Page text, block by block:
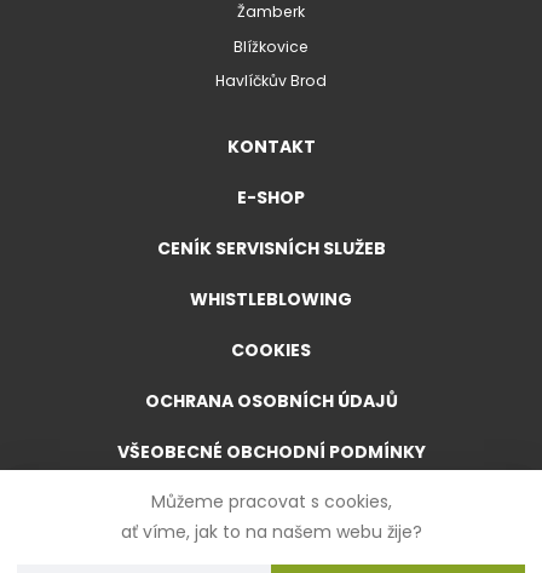
Můžeme pracovat s cookies,
ať víme, jak to na našem webu žije?
Žamberk
Blížkovice
Havlíčkův Brod
KONTAKT
E-SHOP
CENÍK SERVISNÍCH SLUŽEB
WHISTLEBLOWING
COOKIES
OCHRANA OSOBNÍCH ÚDAJŮ
VŠEOBECNÉ OBCHODNÍ PODMÍNKY
VŠEOBECNÉ OBCHODNÍ PODMÍNKY PRO E-SHOP